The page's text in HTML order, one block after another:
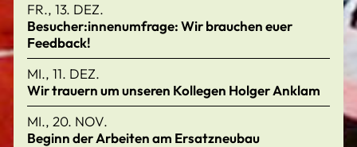
FR., 13. DEZ.
Besucher:innenumfrage: Wir brauchen euer
Feedback!
MI., 11. DEZ.
Wir trauern um unseren Kollegen Holger Anklam
MI., 20. NOV.
Beginn der Arbeiten am Ersatzneubau